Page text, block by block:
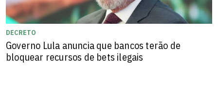
DECRETO
Governo Lula anuncia que bancos terão de
bloquear recursos de bets ilegais